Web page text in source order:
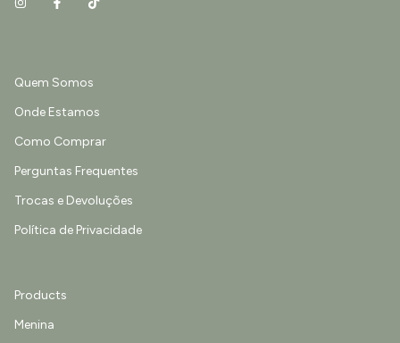
Quem Somos
Onde Estamos
Como Comprar
Perguntas Frequentes
Trocas e Devoluções
Política de Privacidade
Products
Menina